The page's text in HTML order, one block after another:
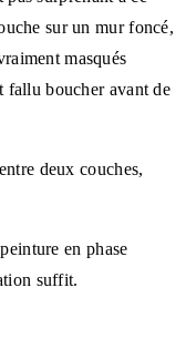
sur un mur foncé,
masqués
fallu boucher avant de
deux couches,
en phase
suffit.